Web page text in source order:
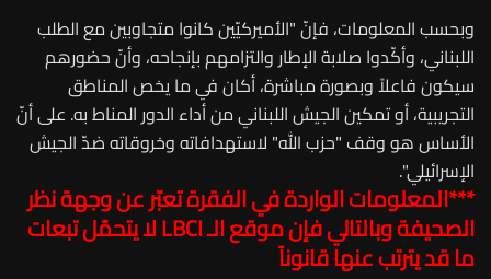
وبحسب المعلومات، فإنّ "الأميركيّين كانوا متجاوبين مع الطلب
اللبناني، وأكّدوا صلابة الإطار والتزامهم بإنجاحه، وأنّ حضورهم
سيكون فاعلاً وبصورة مباشرة، أكان في ما يخص المناطق
التجريبية، أو تمكين الجيش اللبناني من أداء الدور المناط به. على أنّ
الأساس هو وقف "حزب الله" لاستهدافاته وخروقاته ضدّ الجيش
الإسرائيلي".
***المعلومات الواردة في الفقرة تعبّر عن وجهة نظر
الصحيفة وبالتالي فإن موقع الـLBCIلا يتحمّل تبعات
ما قد يترتب عنها قانوناً